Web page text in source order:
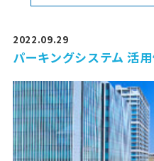
2022.09.29
パーキングシステム 活